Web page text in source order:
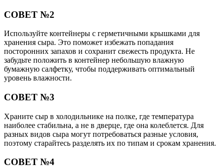
СОВЕТ №2
Используйте контейнеры с герметичными крышками для
хранения сыра. Это поможет избежать попадания
посторонних запахов и сохранит свежесть продукта. Не
забудьте положить в контейнер небольшую влажную
бумажную салфетку, чтобы поддерживать оптимальный
уровень влажности.
СОВЕТ №3
Храните сыр в холодильнике на полке, где температура
наиболее стабильна, а не в дверце, где она колеблется. Для
разных видов сыра могут потребоваться разные условия,
поэтому старайтесь разделять их по типам и срокам хранения.
СОВЕТ №4